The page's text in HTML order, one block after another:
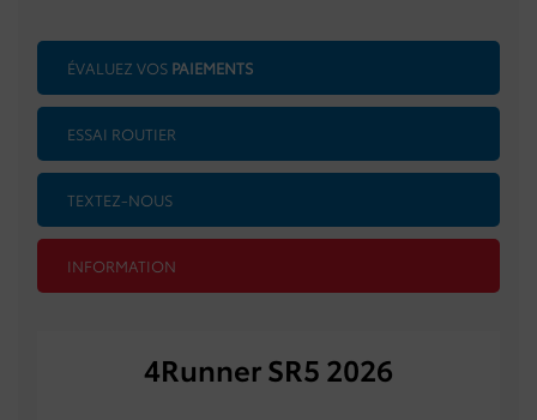
ÉVALUEZ VOS PAIEMENTS
ESSAI ROUTIER
TEXTEZ-NOUS
INFORMATION
4Runner SR5 2026